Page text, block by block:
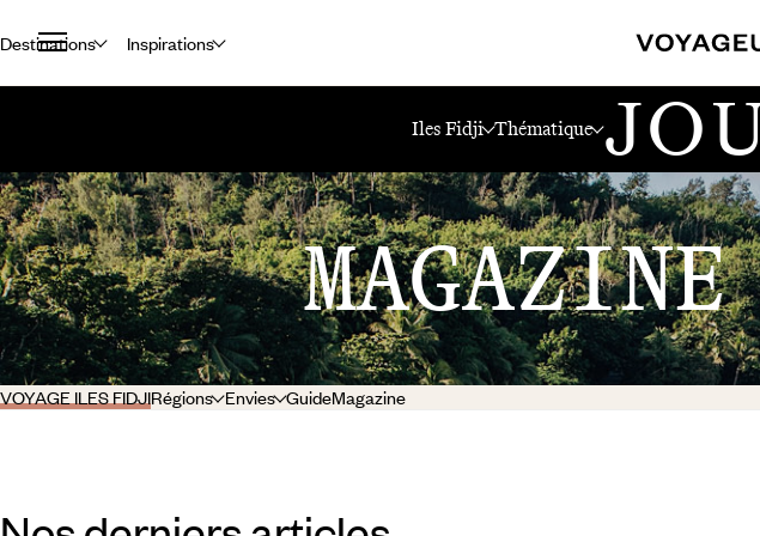
Destinations Inspirations
Iles Fidji Thématique
VOYAGE ILES FIDJIRégions Envies GuideMagazine